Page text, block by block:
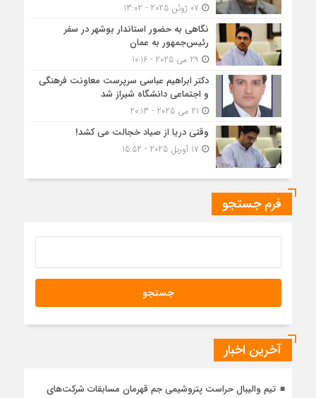
نگاهی به حضور استاندار بوشهر در سفر
رئیس‌جمهور به عمان
دکتر ابراهیم عباسی سرپرست معاونت فرهنگی
و اجتماعی دانشگاه شیراز شد
وقتی دریا از صیاد خجالت می کشد!
فرم جستجو
آخرین اخبار
تیم والیبال حراست پتروشیمی جم قهرمان مسابقات شرکت‌های